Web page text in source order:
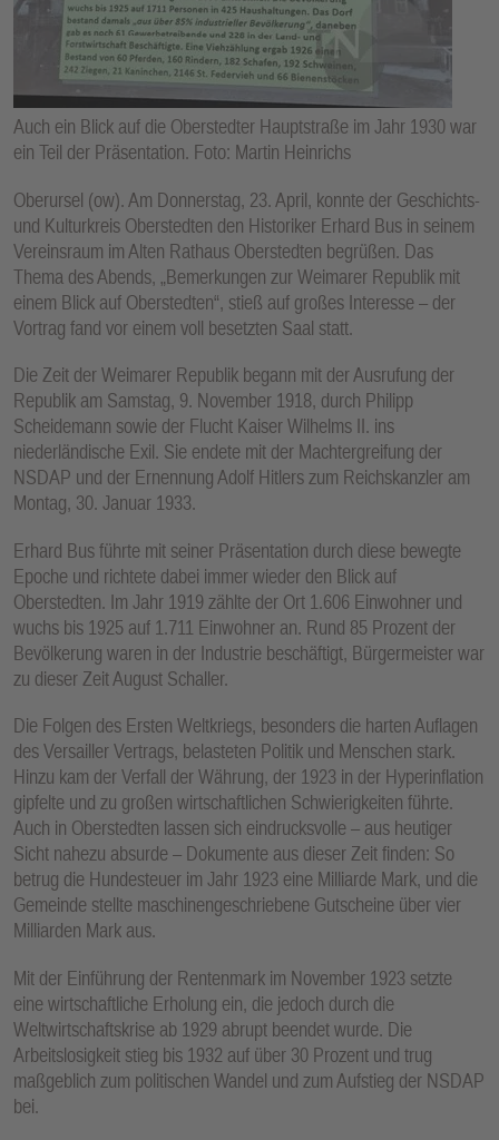
Auch ein Blick auf die Oberstedter Hauptstraße im Jahr 1930 war
ein Teil der Präsentation. Foto: Martin Heinrichs
Oberursel (ow). Am Donnerstag, 23. April, konnte der Geschichts-
und Kulturkreis Oberstedten den Historiker Erhard Bus in seinem
Vereinsraum im Alten Rathaus Oberstedten begrüßen. Das
Thema des Abends, „Bemerkungen zur Weimarer Republik mit
einem Blick auf Oberstedten“, stieß auf großes Interesse – der
Vortrag fand vor einem voll besetzten Saal statt.
Die Zeit der Weimarer Republik begann mit der Ausrufung der
Republik am Samstag, 9. November 1918, durch Philipp
Scheidemann sowie der Flucht Kaiser Wilhelms II. ins
niederländische Exil. Sie endete mit der Machtergreifung der
NSDAP und der Ernennung Adolf Hitlers zum Reichskanzler am
Montag, 30. Januar 1933.
Erhard Bus führte mit seiner Präsentation durch diese bewegte
Epoche und richtete dabei immer wieder den Blick auf
Oberstedten. Im Jahr 1919 zählte der Ort 1.606 Einwohner und
wuchs bis 1925 auf 1.711 Einwohner an. Rund 85 Prozent der
Bevölkerung waren in der Industrie beschäftigt, Bürgermeister war
zu dieser Zeit August Schaller.
Die Folgen des Ersten Weltkriegs, besonders die harten Auflagen
des Versailler Vertrags, belasteten Politik und Menschen stark.
Hinzu kam der Verfall der Währung, der 1923 in der Hyperinflation
gipfelte und zu großen wirtschaftlichen Schwierigkeiten führte.
Auch in Oberstedten lassen sich eindrucksvolle – aus heutiger
Sicht nahezu absurde – Dokumente aus dieser Zeit finden: So
betrug die Hundesteuer im Jahr 1923 eine Milliarde Mark, und die
Gemeinde stellte maschinengeschriebene Gutscheine über vier
Milliarden Mark aus.
Mit der Einführung der Rentenmark im November 1923 setzte
eine wirtschaftliche Erholung ein, die jedoch durch die
Weltwirtschaftskrise ab 1929 abrupt beendet wurde. Die
Arbeitslosigkeit stieg bis 1932 auf über 30 Prozent und trug
maßgeblich zum politischen Wandel und zum Aufstieg der NSDAP
bei.